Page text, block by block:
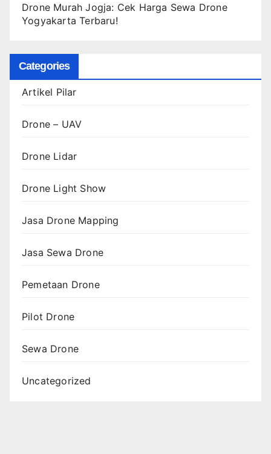
Drone Murah Jogja: Cek Harga Sewa Drone
Yogyakarta Terbaru!
Categories
Artikel Pilar
Drone – UAV
Drone Lidar
Drone Light Show
Jasa Drone Mapping
Jasa Sewa Drone
Pemetaan Drone
Pilot Drone
Sewa Drone
Uncategorized